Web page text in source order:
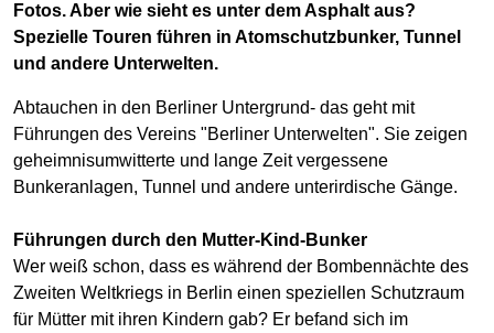
Fotos. Aber wie sieht es unter dem Asphalt aus?
Spezielle Touren führen in Atomschutzbunker, Tunnel
und andere Unterwelten.
Abtauchen in den Berliner Untergrund- das geht mit
Führungen des Vereins "Berliner Unterwelten". Sie zeigen
geheimnisumwitterte und lange Zeit vergessene
Bunkeranlagen, Tunnel und andere unterirdische Gänge.
Führungen durch den Mutter-Kind-Bunker
Wer weiß schon, dass es während der Bombennächte des
Zweiten Weltkriegs in Berlin einen speziellen Schutzraum
für Mütter mit ihren Kindern gab? Er befand sich im